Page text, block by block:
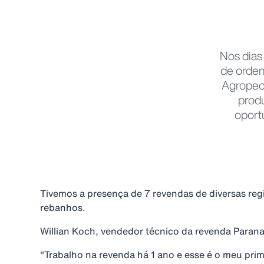
Nos
de
Tivemos a presença de 7 revendas de diversas
rebanhos.
Willian Koch, vendedor técnico da revenda
"Trabalho na revenda há 1 ano e esse é o meu